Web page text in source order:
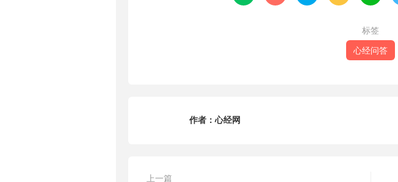
标签
心经问答
作者： 心经网
上一篇